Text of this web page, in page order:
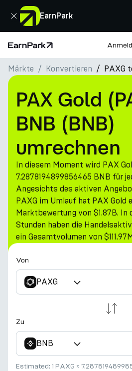
EarnPark
Schließen
Startseite
Produkte
Märkte
Rechner
PARK Token
Ressourcen
Unternehmen
Märkte Konvertieren PAXG
PAX Gold
BNB (BNB)
umrechnen
In diesem Moment wird PAX
7.2878194899856465 BNB für
Angesichts des aktiven
PAXG im Umlauf hat PAX Gold
Marktbewertung von $1.87B. In
Stunden haben die
ein Gesamtvolumen von
Von
PAXG
Zu
BNB
Estimated: 1 PAXG ≈